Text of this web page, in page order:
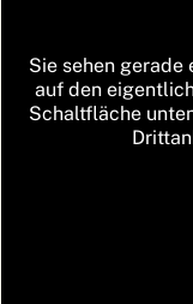
Sie sehen gerade
auf den
Schaltfläche